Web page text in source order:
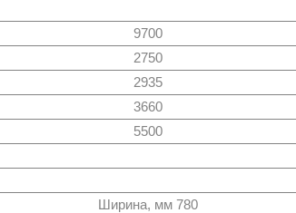
9700
2750
2935
3660
5500
Ширина, мм 780